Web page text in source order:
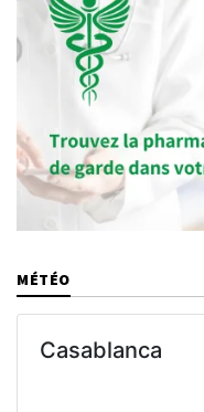
MÉTÉO
Casablanca